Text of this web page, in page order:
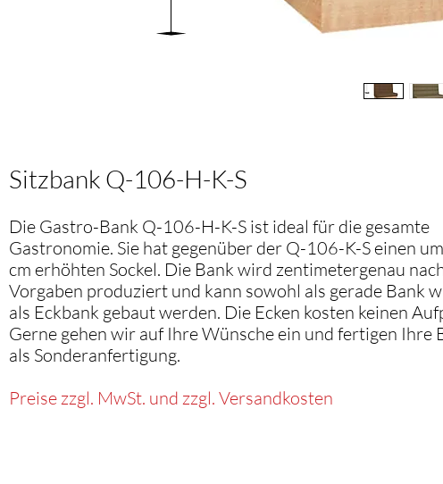
Sitzbank Q-106-H-K-S
Die Gastro-Bank Q-106-H-K-S ist ideal für die gesamte
Gastronomie. Sie hat gegenüber der Q-106-K-S einen
cm erhöhten Sockel. Die Bank wird zentimetergenau
Vorgaben produziert und kann sowohl als gerade Bank
als Eckbank gebaut werden. Die Ecken kosten keinen
Gerne gehen wir auf Ihre Wünsche ein und fertigen Ihre
als Sonderanfertigung.
Preise zzgl. MwSt. und zzgl. Versandkosten